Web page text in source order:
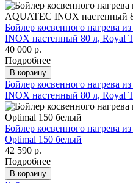
Бойлер косвенного нагрева
INOX настенный 80 л, Royal
40 000 р.
Подробнее
В корзину
Бойлер косвенного нагрева
INOX настенный 80 л, Royal
Бойлер косвенного нагрева
Optimal 150 белый
42 590 р.
Подробнее
В корзину